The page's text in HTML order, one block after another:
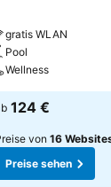
gratis WLAN
Pool
Wellness
124 €
von 16
Preise sehen